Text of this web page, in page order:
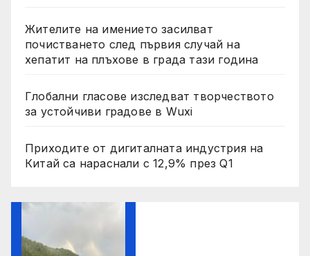
Жителите на имението засилват
почистването след първия случай на
хепатит на плъхове в града тази година
Глобални гласове изследват творчеството
за устойчиви градове в Wuxi
Приходите от дигиталната индустрия на
Китай са нараснали с 12,9% през Q1